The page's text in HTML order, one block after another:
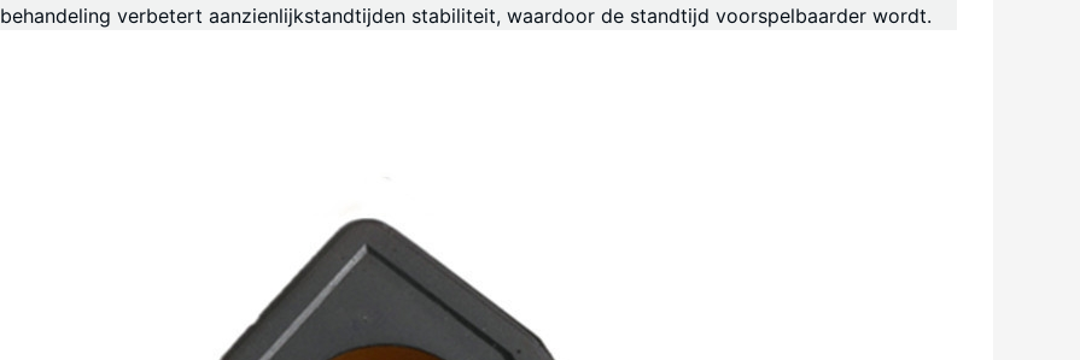
behandeling verbetert aanzienlijkstandtijden stabiliteit, waardoor de standtijd voorspelbaarder wordt.